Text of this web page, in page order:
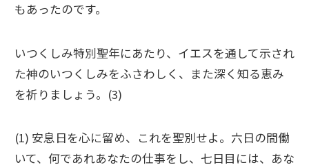
もあったのです。
いつくしみ特別聖年にあたり、イエスを通して示され
た神のいつくしみをふさわしく、また深く知る恵み
を祈りましょう。(3)
(1) 安息日を心に留め、これを聖別せよ。六日の間働
いて、何であれあなたの仕事をし、七日目には、あな